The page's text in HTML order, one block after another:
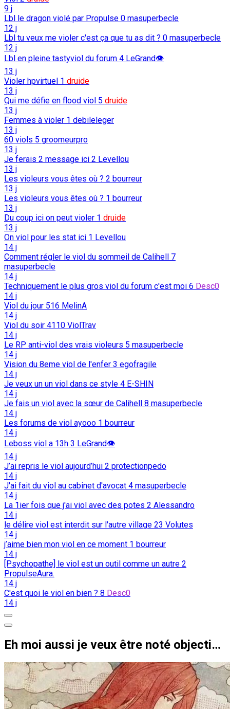
9 j
Lbl le dragon violé par Propulse 0 masuperbecle
12 j
Lbl tu veux me violer c'est ça que tu as dit ? 0 masuperbecle
12 j
Lbl en pleine tastyviol du forum 4 LeGrand👁️
13 j
Violer hpvirtuel 1 druide
13 j
Qui me défie en flood viol 5 druide
13 j
Femmes à violer 1 debileleger
13 j
60 viols 5 groomeurpro
13 j
Je ferais 2 message ici 2 Levellou
13 j
Les violeurs vous êtes où ? 2 bourreur
13 j
Les violeurs vous êtes où ? 1 bourreur
13 j
Du coup ici on peut violer 1 druide
13 j
On viol pour les stat ici 1 Levellou
14 j
Comment régler le viol du sommeil de Calihell 7
masuperbecle
14 j
Techniquement le plus gros viol du forum c'est moi 6 Desc0
14 j
Viol du jour 516 MelinA
14 j
Viol du soir 4110 ViolTrav
14 j
Le RP anti-viol des vrais violeurs 5 masuperbecle
14 j
Vision du 8eme viol de l'enfer 3 egofragile
14 j
Je veux un un viol dans ce style 4 E-SHIN
14 j
Je fais un viol avec la sœur de Calihell 8 masuperbecle
14 j
Les forums de viol ayooo 1 bourreur
14 j
Leboss viol a 13h 3 LeGrand👁️
14 j
J’ai repris le viol aujourd’hui 2 protectionpedo
14 j
J'ai fait du viol au cabinet d'avocat 4 masuperbecle
14 j
La 1ier fois que j'ai viol avec des potes 2 Alessandro
14 j
le délire viol est interdit sur l'autre village 23 Volutes
14 j
j’aime bien mon viol en ce moment 1 bourreur
14 j
[Psychopathe] le viol est un outil comme un autre 2
PropulseAura.
14 j
C'est quoi le viol en bien ? 8 Desc0
14 j
Eh moi aussi je veux être noté objectivement